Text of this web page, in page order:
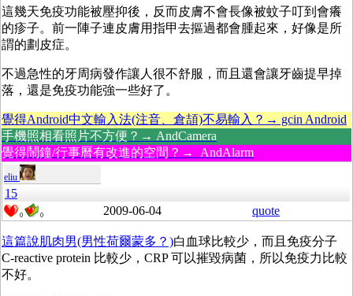
這幾天免疫功能被壓抑後，反而皮膚不會長像被蚊子叮到會癢
的疹子。前一陣子連皮膚用指甲去摳過都會腫起來，好像是所
謂的劃皮症。
不過急性的牙周病發作讓人很不舒服，而且還會讓牙齒提早掉
落，還是免疫功能強一些好了。
覺得Android中文輸入法(注音、倉頡)不易輸入？→ gcin Android
手機照相看照片不方便？→ AndCamera
覺得鬧鐘/行事曆有改進的空間？→ AndAlarm
eliu
15
0 0 2009-06-04 quote
這篇說肌肉男(男性荷爾蒙多？)白血球比較少，而且免疫分子
C-reactive protein 比較少，CRP 可以摧毀病菌，所以免疫力比較
不好。